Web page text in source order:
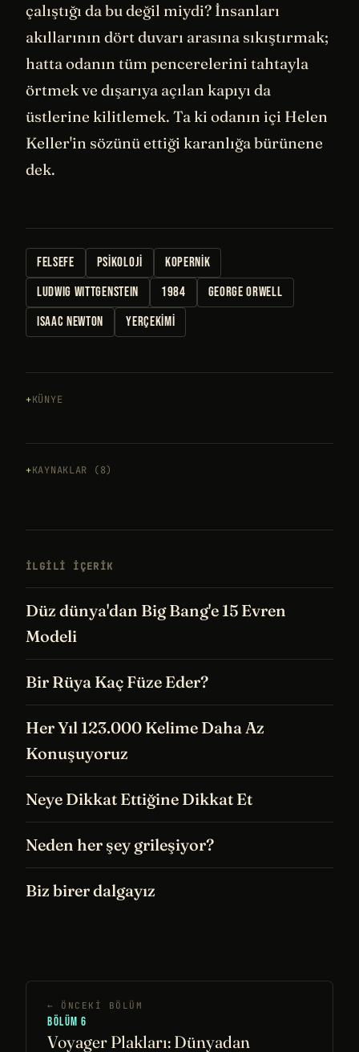
çalıştığı da bu değil miydi? İnsanları
akıllarının dört duvarı arasına sıkıştırmak;
hatta odanın tüm pencerelerini tahtayla
örtmek ve dışarıya açılan kapıyı da
üstlerine kilitlemek. Ta ki odanın içi Helen
Keller'in sözünü ettiği karanlığa bürünene
dek.
FELSEFE PSIKOLOJI
KOPERNIK
LUDWIG WITTGENSTEIN
1984
GEORGE ORWELL
ISAAC NEWTON
YERÇEKIMI
KÜNYE
KAYNAKLAR (8)
İLGILI IÇERIK
Düz dünya'dan Big Bang'e 15 Evren
Modeli
Bir Rüya Kaç Füze Eder?
Her Yıl 123.000 Kelime Daha Az
Konuşuyoruz
Neye Dikkat Ettiğine Dikkat Et
Neden her şey grileşiyor?
Biz birer dalgayız
← ÖNCEKI BÖLÜM
BÖLÜM 6
Voyager Plakları: Dünyadan